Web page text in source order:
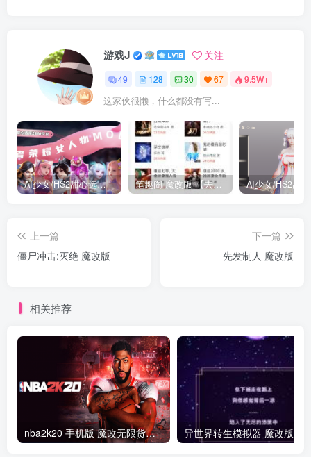
游戏J 关注
49 128 30 67 9.5W+
这家伙很懒，什么都没有写...
AI少女/HS2甜心选择2 仿王者荣耀人物卡全合集打包 笔趣阁 魔改版 【去广告免费小说】
上一篇
僵尸冲击:灭绝 魔改版
下一篇
先发制人 魔改版
相关推荐
nba2k20 手机版 魔改无限货币版 异世界转生模拟器 魔改版